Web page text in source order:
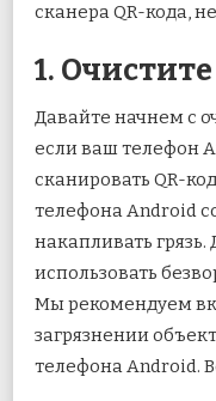
сканера QR-кода,
1.
Давайте начнем с
если ваш телефон
сканировать QR-
телефона Android
накапливать
использовать
Мы рекомендуем
загрязнении
телефона Android.